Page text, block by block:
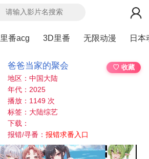
里番acg 3D里番 无限动漫 日本
爸爸当家的聚会
♡ 收藏
地区：中国大陆
年代：2025
播放：1149 次
标签：大陆综艺
下载：
报错/寻番：报错求番入口